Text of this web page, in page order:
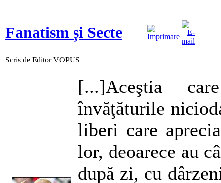
Fanatism și Secte
Scris de Editor VOPUS
[...]Aceştia
învăţăturile
liberi care
lor, deoarece au
după zi, cu